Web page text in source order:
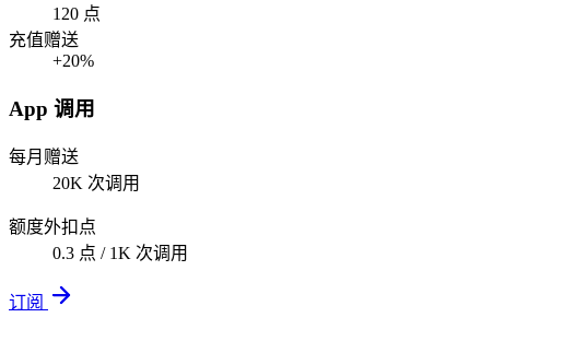
120 点
充值赠送
+20%
App 调用
每月赠送
20K 次调用
额度外扣点
0.3 点 / 1K 次调用
订阅